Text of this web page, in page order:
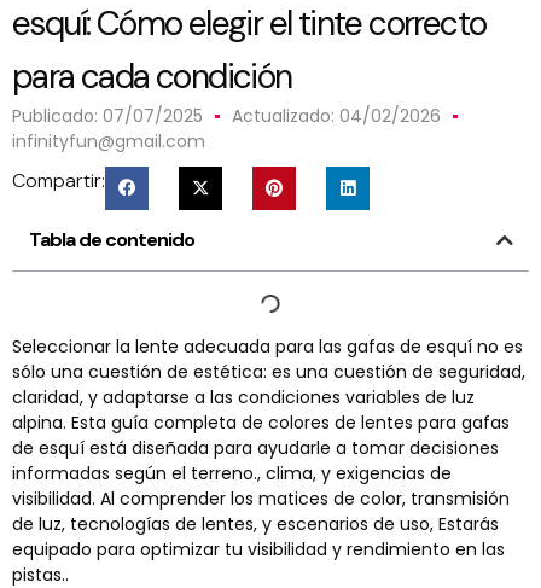
esquí: Cómo elegir el tinte correcto
para cada condición
Publicado: 07/07/2025
Actualizado: 04/02/2026
infinityfun@gmail.com
Compartir:
Tabla de contenido
Seleccionar la lente adecuada para las gafas de esquí no es
sólo una cuestión de estética: es una cuestión de seguridad,
claridad, y adaptarse a las condiciones variables de luz
alpina. Esta guía completa de colores de lentes para gafas
de esquí está diseñada para ayudarle a tomar decisiones
informadas según el terreno., clima, y exigencias de
visibilidad. Al comprender los matices de color, transmisión
de luz, tecnologías de lentes, y escenarios de uso, Estarás
equipado para optimizar tu visibilidad y rendimiento en las
pistas..